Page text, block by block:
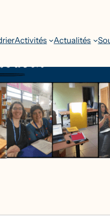
Activités Actualités